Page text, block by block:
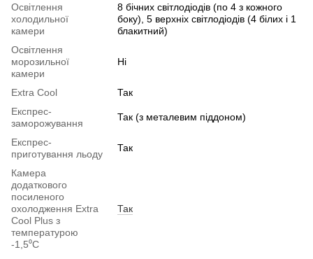
Освітлення
холодильної
камери
8 бічних світлодіодів (по 4 з кожного
боку), 5 верхніх світлодіодів (4 білих і 1
блакитний)
Освітлення
морозильної
камери
Ні
Extra Cool
Так
Експрес-
заморожування
Так (з металевим піддоном)
Експрес-
приготування льоду
Так
Камера
додаткового
посиленого
охолодження Extra
Cool Plus з
температурою
-1,5⁰С
Так